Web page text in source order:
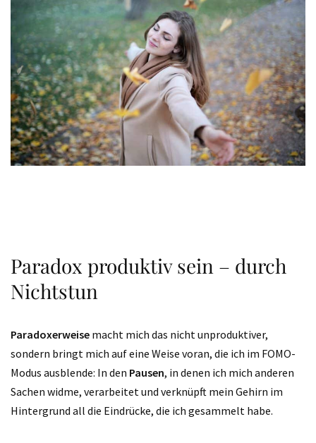
Paradox produktiv sein – durch
Nichtstun
Paradoxerweise macht mich das nicht unproduktiver,
sondern bringt mich auf eine Weise voran, die ich im FOMO-
Modus ausblende: In den Pausen, in denen ich mich anderen
Sachen widme, verarbeitet und verknüpft mein Gehirn im
Hintergrund all die Eindrücke, die ich gesammelt habe.